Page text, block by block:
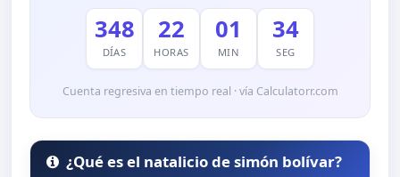
348
DÍAS
22
HORAS
01
MIN
32
SEG
Cuenta regresiva en tiempo real · vía Calculatorr.com
¿Qué es el natalicio de simón bolívar?